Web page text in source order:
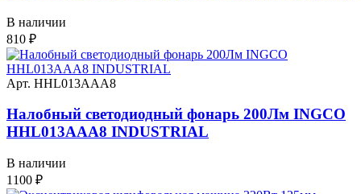
В наличии
810 ₽
Арт. HHL013AAA8
Налобный светодиодный фонарь 200Лм INGCO
HHL013AAA8 INDUSTRIAL
В наличии
1100 ₽